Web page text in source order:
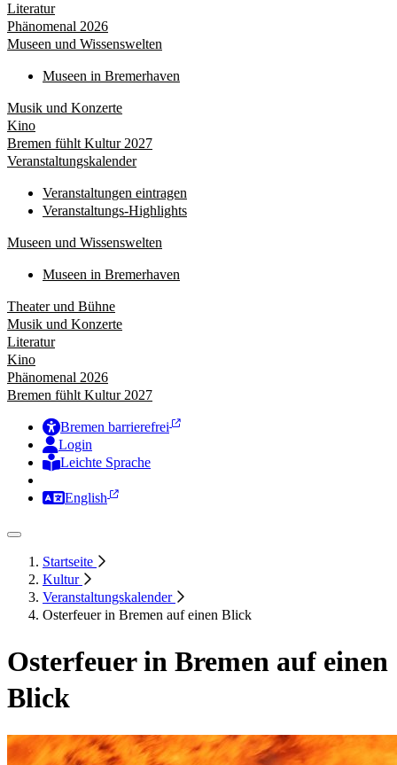
Literatur
Phänomenal 2026
Museen und Wissenswelten
Museen in Bremerhaven
Musik und Konzerte
Kino
Bremen fühlt Kultur 2027
Veranstaltungskalender
Veranstaltungen eintragen
Veranstaltungs-Highlights
Museen und Wissenswelten
Museen in Bremerhaven
Theater und Bühne
Musik und Konzerte
Literatur
Kino
Phänomenal 2026
Bremen fühlt Kultur 2027
Bremen barrierefrei
Login
Leichte Sprache
English
Startseite
Kultur
Veranstaltungskalender
Osterfeuer in Bremen auf einen Blick
Osterfeuer in Bremen auf einen
Blick